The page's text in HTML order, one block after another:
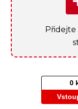
Přidejte
0